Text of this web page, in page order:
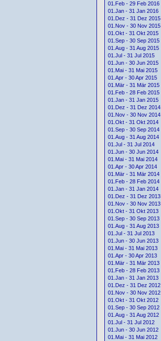
01.Feb - 29 Feb 2016
01.Jan - 31 Jan 2016
01.Dez - 31 Dez 2015
01.Nov - 30 Nov 2015
01.Okt - 31 Okt 2015
01.Sep - 30 Sep 2015
01.Aug - 31 Aug 2015
01.Jul - 31 Jul 2015
01.Jun - 30 Jun 2015
01.Mai - 31 Mai 2015
01.Apr - 30 Apr 2015
01.Mär - 31 Mär 2015
01.Feb - 28 Feb 2015
01.Jan - 31 Jan 2015
01.Dez - 31 Dez 2014
01.Nov - 30 Nov 2014
01.Okt - 31 Okt 2014
01.Sep - 30 Sep 2014
01.Aug - 31 Aug 2014
01.Jul - 31 Jul 2014
01.Jun - 30 Jun 2014
01.Mai - 31 Mai 2014
01.Apr - 30 Apr 2014
01.Mär - 31 Mär 2014
01.Feb - 28 Feb 2014
01.Jan - 31 Jan 2014
01.Dez - 31 Dez 2013
01.Nov - 30 Nov 2013
01.Okt - 31 Okt 2013
01.Sep - 30 Sep 2013
01.Aug - 31 Aug 2013
01.Jul - 31 Jul 2013
01.Jun - 30 Jun 2013
01.Mai - 31 Mai 2013
01.Apr - 30 Apr 2013
01.Mär - 31 Mär 2013
01.Feb - 28 Feb 2013
01.Jan - 31 Jan 2013
01.Dez - 31 Dez 2012
01.Nov - 30 Nov 2012
01.Okt - 31 Okt 2012
01.Sep - 30 Sep 2012
01.Aug - 31 Aug 2012
01.Jul - 31 Jul 2012
01.Jun - 30 Jun 2012
01.Mai - 31 Mai 2012